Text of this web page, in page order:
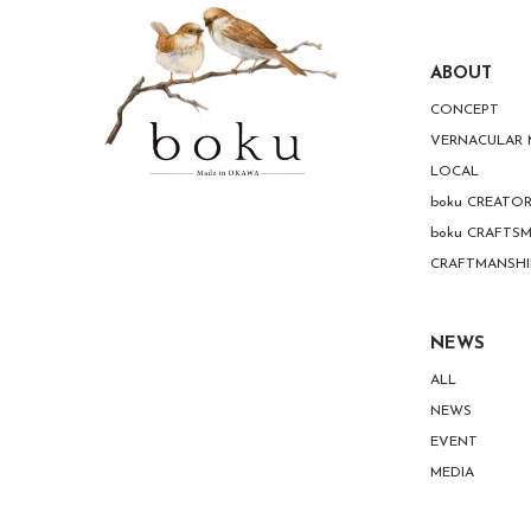
ABOUT
CONCEPT
VERNACULAR
LOCAL
boku CREATOR
boku
NEWS
ALL
NEWS
EVENT
MEDIA